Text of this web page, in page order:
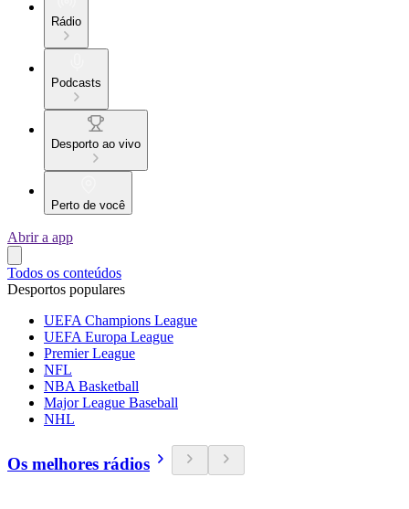
Rádio
Podcasts
Desporto ao vivo
Perto de você
Abrir a app
Todos os conteúdos
Desportos populares
UEFA Champions League
UEFA Europa League
Premier League
NFL
NBA Basketball
Major League Baseball
NHL
Os melhores rádios